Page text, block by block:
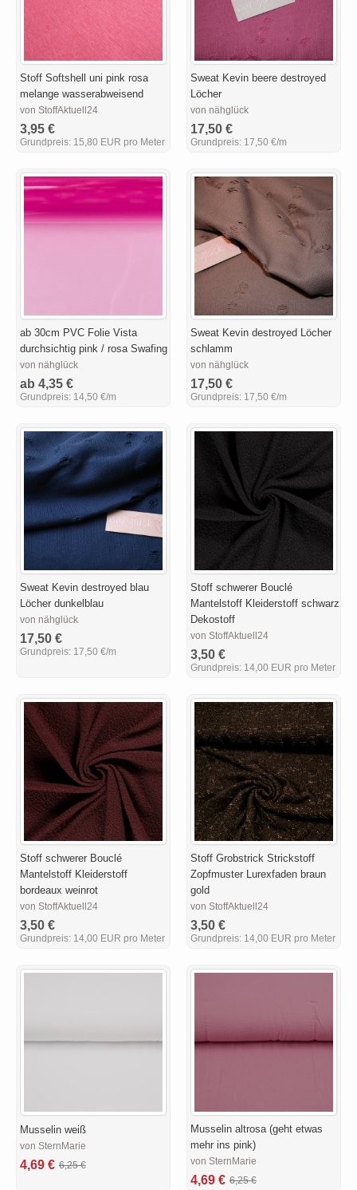
Stoff Softshell uni pink rosa
melange wasserabweisend
von StoffAktuell24
3,95 €
Grundpreis: 15,80 EUR pro Meter
Sweat Kevin beere destroyed
Löcher
von nähglück
17,50 €
Grundpreis: 17,50 €/m
ab 30cm PVC Folie Vista
durchsichtig pink / rosa Swafing
von nähglück
ab 4,35 €
Grundpreis: 14,50 €/m
Sweat Kevin destroyed Löcher
schlamm
von nähglück
17,50 €
Grundpreis: 17,50 €/m
Sweat Kevin destroyed blau
Löcher dunkelblau
von nähglück
17,50 €
Grundpreis: 17,50 €/m
Stoff schwerer Bouclé
Mantelstoff Kleiderstoff schwarz
Dekostoff
von StoffAktuell24
3,50 €
Grundpreis: 14,00 EUR pro Meter
Stoff schwerer Bouclé
Mantelstoff Kleiderstoff
bordeaux weinrot
von StoffAktuell24
3,50 €
Grundpreis: 14,00 EUR pro Meter
Stoff Grobstrick Strickstoff
Zopfmuster Lurexfaden braun
gold
von StoffAktuell24
3,50 €
Grundpreis: 14,00 EUR pro Meter
Musselin weiß
von SternMarie
4,69 € 6,25 €
Musselin altrosa (geht etwas
mehr ins pink)
von SternMarie
4,69 € 6,25 €